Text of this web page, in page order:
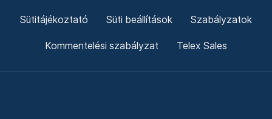
Sütitájékoztató Süti beállítások Szabályzatok
Kommentelési szabályzat Telex Sales